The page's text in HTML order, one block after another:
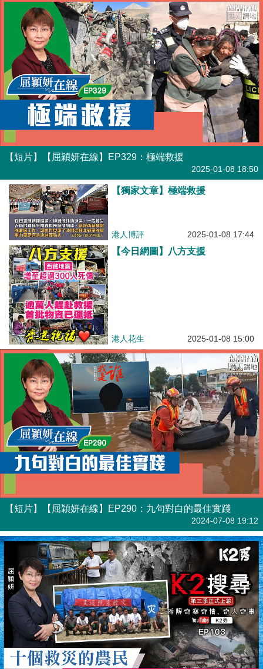
【短片】【屈穎妍在線】EP329：極端救援
2025-01-08 18:50
【獨家文章】極端救援
港人博評 2025-01-08 17:44
【今日網圖】八方支援
港人花生 2025-01-08 15:00
【短片】【屈穎妍在線】EP290：九句對白的最佳實踐
2024-07-08 19:12